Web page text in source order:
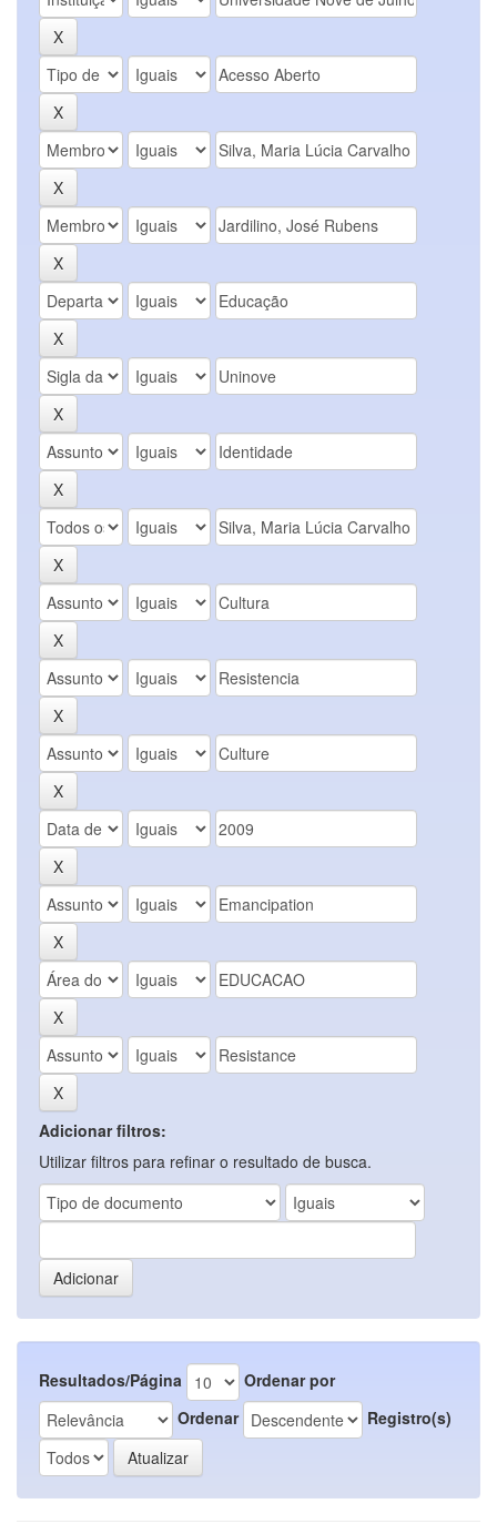
Adicionar filtros:
Utilizar filtros para refinar o resultado de busca.
Resultados/Página
Ordenar por
Ordenar
Registro(s)